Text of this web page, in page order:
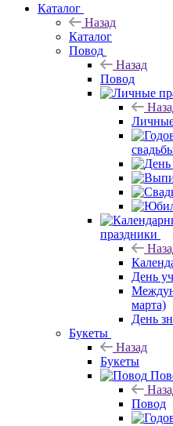
Каталог
Назад
Каталог
Повод
Назад
Повод
праздники
День
марта)
День
Букеты
Назад
Букеты
Повод